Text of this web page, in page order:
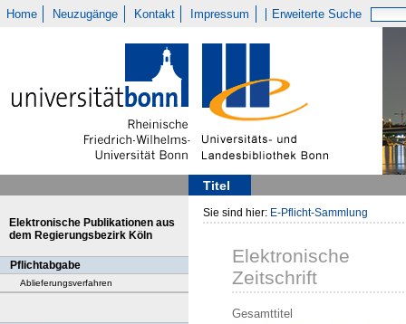
Home Neuzugänge Kontakt Impressum Erweiterte Suche
Titel
Elektronische Publikationen aus
dem Regierungsbezirk Köln
Pflichtabgabe
Ablieferungsverfahren
Sie sind hier: E-Pflicht-Sammlung
Elektronische
Zeitschrift
Gesamttitel